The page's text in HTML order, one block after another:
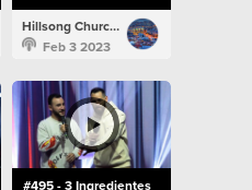
Hillsong Church Portugal
Feb 3 2023
#495 - 3 Ingredientes